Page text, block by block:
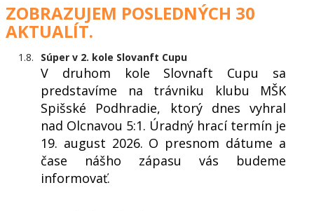
ZOBRAZUJEM POSLEDNÝCH 30
AKTUALÍT.
1.8. Súper v 2. kole Slovanft Cupu
V druhom kole Slovnaft Cupu sa
predstavíme na trávniku klubu MŠK
Spišské Podhradie, ktorý dnes vyhral
nad Olcnavou 5:1. Úradný hrací termín je
19. august 2026. O presnom dátume a
čase nášho zápasu vás budeme
informovať.